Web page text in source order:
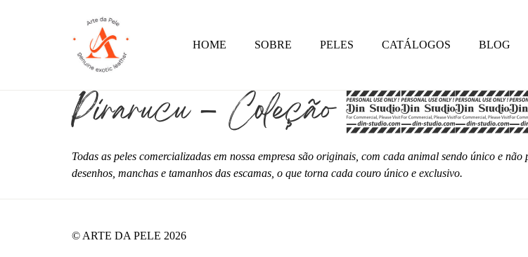
HOME SOBRE PELES CATÁLOGOS BLOG
Pirarucu – Coleção
Todas as peles comercializadas em nossa empresa são originais, com cada animal sendo único e
desenhos, manchas e tamanhos das escamas, o que torna cada couro único e exclusivo.
© ARTE DA PELE 2026